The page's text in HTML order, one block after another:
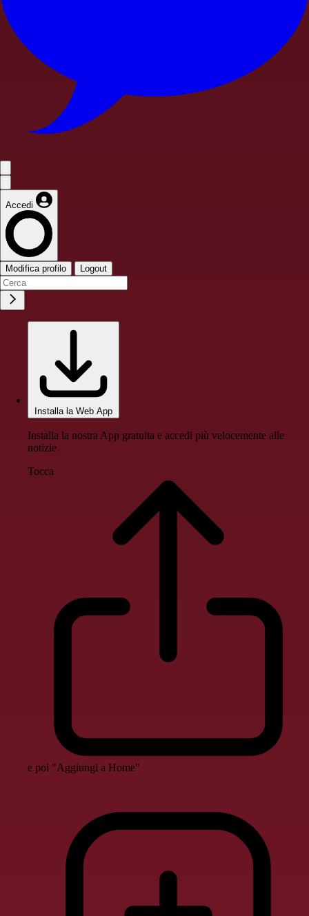
Accedi
Modifica profilo Logout
Installa la Web App
Installa la nostra App gratuita e accedi più velocemente alle
notizie
Tocca
e poi "Aggiungi a Home"